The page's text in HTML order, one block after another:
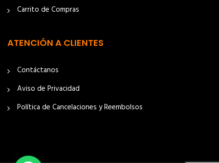
Carrito de Compras
ATENCIÓN A CLIENTES
Contáctanos
Aviso de Privacidad
Política de Cancelaciones y Reembolsos